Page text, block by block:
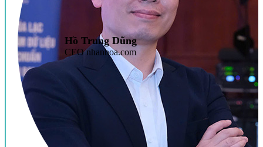
Hồ Trung Dũng
CEO nhanhoa.com